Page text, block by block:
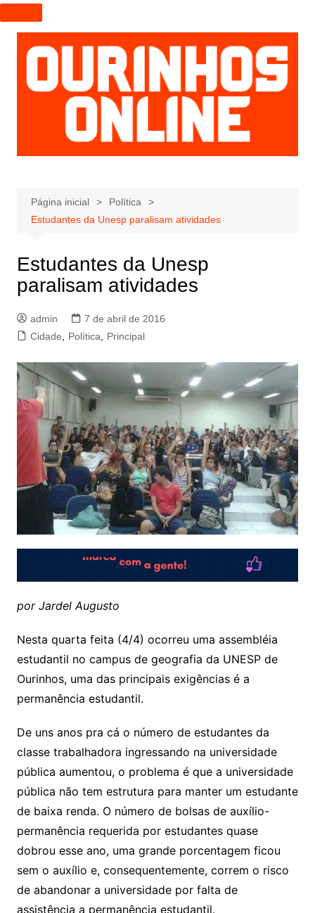
I
r
p
a
r
a
e
ú
Página inicial
Política
Estudantes da Unesp paralisam atividades
Estudantes da Unesp
paralisam atividades
admin
7 de abril de 2016
Cidade
Política Principal
por Jardel Augusto
Nesta quarta feita (4/4) ocorreu uma assembléia
estudantil no campus de geografia da UNESP de
Ourinhos, uma das principais exigências é a
permanência estudantil.
De uns anos pra cá o número de estudantes da
classe trabalhadora ingressando na universidade
pública aumentou, o problema é que a universidade
pública não tem estrutura para manter um estudante
de baixa renda. O número de bolsas de auxílio-
permanência requerida por estudantes quase
dobrou esse ano, uma grande porcentagem ficou
sem o auxílio e, consequentemente, correm o risco
de abandonar a universidade por falta de
assistência a permanência estudantil.